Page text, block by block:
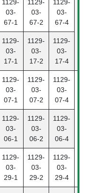
1129-
03-
67-1
1129-
03-
67-2
1129-
03-
67-4
1129-
03-
17-1
1129-
03-
17-2
1129-
03-
17-4
1129-
03-
07-1
1129-
03-
07-2
1129-
03-
07-4
1129-
03-
06-1
1129-
03-
06-2
1129-
03-
06-4
1129-
03-
29-1
1129-
03-
29-2
1129-
03-
29-4